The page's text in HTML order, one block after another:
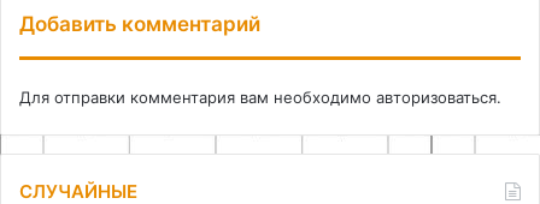
Добавить комментарий
Для отправки комментария вам необходимо авторизоваться.
СЛУЧАЙНЫЕ